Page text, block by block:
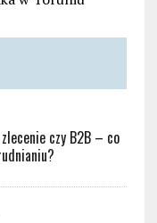
czy B2B – co